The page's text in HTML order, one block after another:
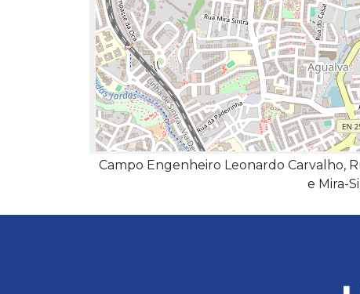
Campo Engenheiro Leonardo Carvalho,
e Mira-